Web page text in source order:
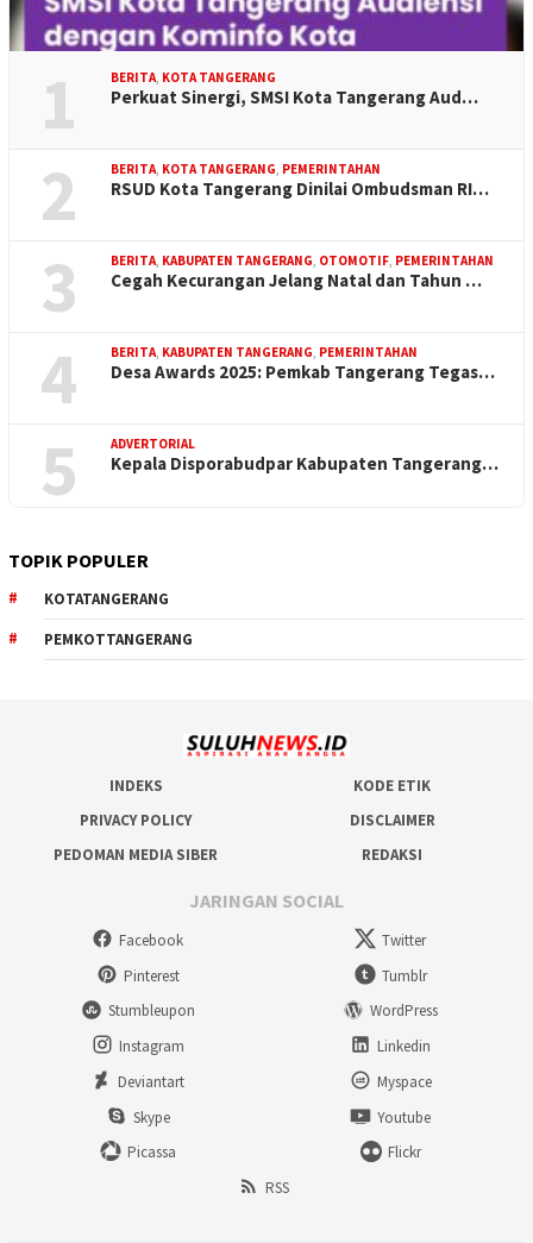
1 BERITA, KOTA TANGERANG
Perkuat Sinergi, SMSI Kota Tangerang Aud…
2 BERITA, KOTA TANGERANG, PEMERINTAHAN
RSUD Kota Tangerang Dinilai Ombudsman RI…
3 BERITA, KABUPATEN TANGERANG, OTOMOTIF, PEMERINTAHAN
Cegah Kecurangan Jelang Natal dan Tahun …
4 BERITA, KABUPATEN TANGERANG, PEMERINTAHAN
Desa Awards 2025: Pemkab Tangerang Tegas…
5 ADVERTORIAL
Kepala Disporabudpar Kabupaten Tangerang…
TOPIK POPULER
KOTATANGERANG
PEMKOTTANGERANG
INDEKS
KODE ETIK
PRIVACY POLICY
DISCLAIMER
PEDOMAN MEDIA SIBER
REDAKSI
JARINGAN SOCIAL
Facebook
Twitter
Pinterest
Tumblr
Stumbleupon
WordPress
Instagram
Linkedin
Deviantart
Myspace
Skype
Youtube
Picassa
Flickr
RSS